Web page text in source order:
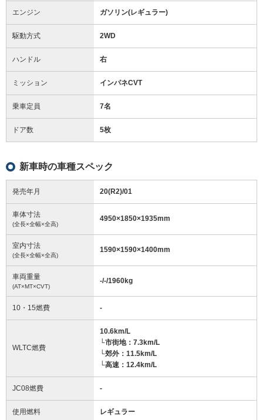
エンジン ガソリン(レギュラー)
駆動方式 2WD
ハンドル 右
ミッション インパネCVT
乗車定員 7名
ドア数 5枚
新車時の車種スペック
発売年月 20(R2)/01
車体寸法
(全長×全幅×全高)
4950×1850×1935mm
室内寸法
(全長×全幅×全高)
1590×1590×1400mm
車両重量
(AT×MT×CVT)
-/-/1960kg
10・15燃費 -
WLTC燃費
10.6km/L
└市街地：7.3km/L
└郊外：11.5km/L
└高速：12.4km/L
JC08燃費 -
使用燃料 レギュラー